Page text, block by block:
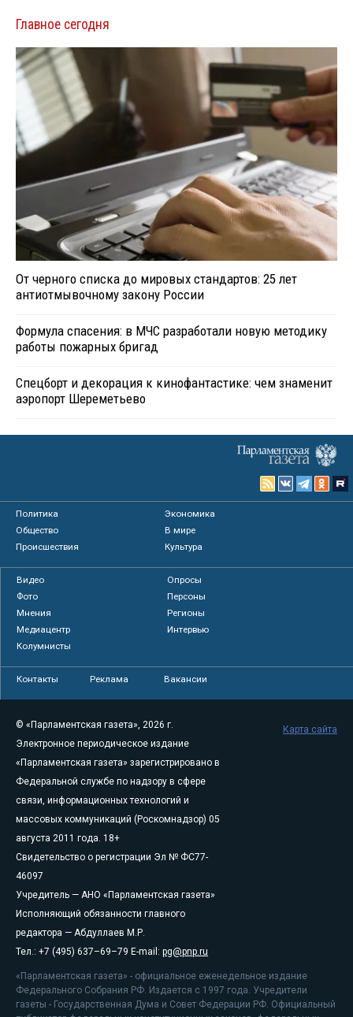
Главное сегодня
От черного списка до мировых стандартов: 25 лет
антиотмывочному закону России
Формула спасения: в МЧС разработали новую методику
работы пожарных бригад
Спецборт и декорация к кинофантастике: чем знаменит
аэропорт Шереметьево
Политика
Экономика
Общество
В мире
Происшествия
Культура
Видео
Опросы
Фото
Персоны
Мнения
Регионы
Медиацентр
Интервью
Колумнисты
Контакты Реклама Вакансии
© «Парламентская газета», 2026 г.
Электронное периодическое издание
«Парламентская газета» зарегистрировано в
Федеральной службе по надзору в сфере
связи, информационных технологий и
массовых коммуникаций (Роскомнадзор) 05
августа 2011 года. 18+
Свидетельство о регистрации Эл № ФС77-
46097
Учредитель — АНО «Парламентская газета»
Исполняющий обязанности главного
редактора — Абдуллаев М.Р.
Тел.: +7 (495) 637–69–79 E-mail: pg@pnp.ru
«Парламентская газета» - официальное еженедельное издание
Федерального Собрания РФ. Издается с 1997 года. Учредители
газеты - Государственная Дума и Совет Федерации РФ. Официальный
Карта сайта